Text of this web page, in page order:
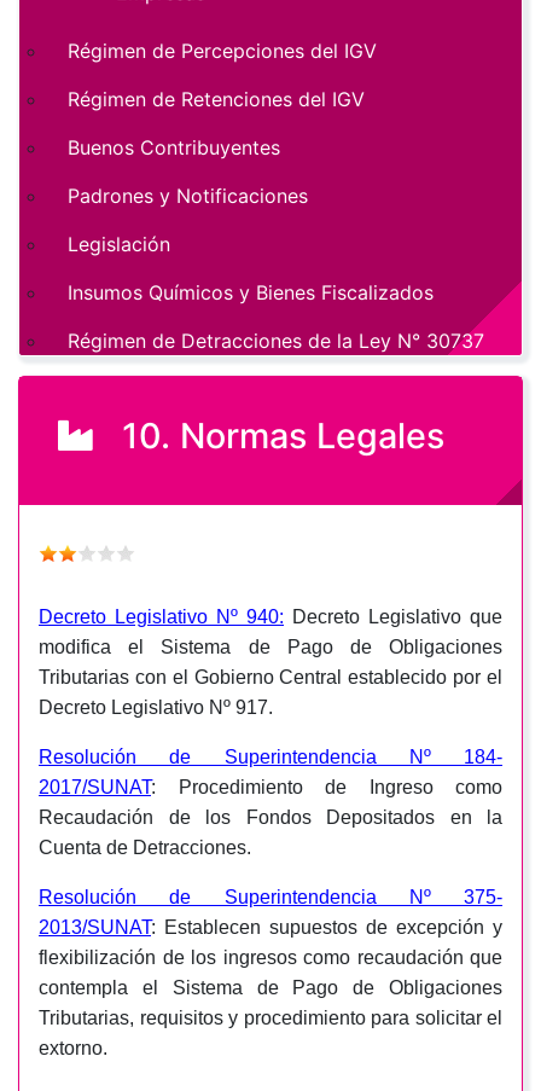
10. Normas Legales
Decreto Legislativo Nº 940: Decreto Legislativo que
modifica el Sistema de Pago de Obligaciones
Tributarias con el Gobierno Central establecido por el
Decreto Legislativo Nº 917.
Resolución de Superintendencia Nº 184-
2017/SUNAT: Procedimiento de Ingreso como
Recaudación de los Fondos Depositados en la
Cuenta de Detracciones.
Resolución de Superintendencia Nº 375-
2013/SUNAT: Establecen supuestos de excepción y
flexibilización de los ingresos como recaudación que
contempla el Sistema de Pago de Obligaciones
Tributarias, requisitos y procedimiento para solicitar el
extorno.
Régimen de Percepciones del IGV
Régimen de Retenciones del IGV
Buenos Contribuyentes
Padrones y Notificaciones
Legislación
Insumos Químicos y Bienes Fiscalizados
Régimen de Detracciones de la Ley N° 30737